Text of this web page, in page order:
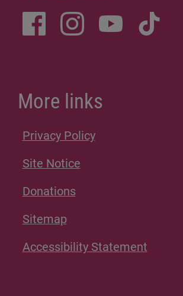
More links
Privacy Policy
Site Notice
Donations
Sitemap
Accessibility Statement